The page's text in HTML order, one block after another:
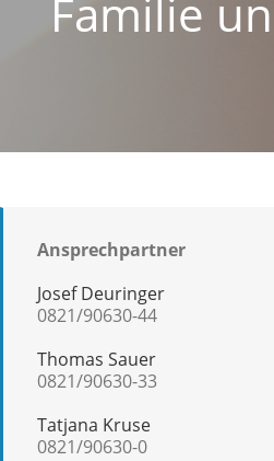
Familie
Ansprechpartner
Josef Deuringer
0821/90630-44
Thomas Sauer
0821/90630-33
Tatjana Kruse
0821/90630-0